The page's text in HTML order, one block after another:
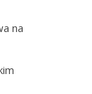
na